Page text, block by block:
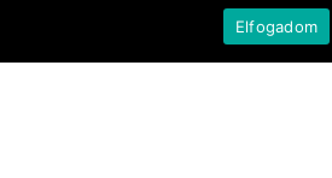
Elfogadom